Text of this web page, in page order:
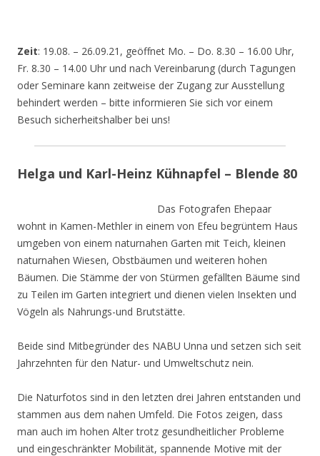
Zeit: 19.08. – 26.09.21, geöffnet Mo. – Do. 8.30 – 16.00 Uhr,
Fr. 8.30 – 14.00 Uhr und nach Vereinbarung (durch Tagungen
oder Seminare kann zeitweise der Zugang zur Ausstellung
behindert werden – bitte informieren Sie sich vor einem
Besuch sicherheitshalber bei uns!
Helga und Karl-Heinz Kühnapfel – Blende 80
Das Fotografen Ehepaar
wohnt in Kamen-Methler in einem von Efeu begrüntem Haus
umgeben von einem naturnahen Garten mit Teich, kleinen
naturnahen Wiesen, Obstbäumen und weiteren hohen
Bäumen. Die Stämme der von Stürmen gefällten Bäume sind
zu Teilen im Garten integriert und dienen vielen Insekten und
Vögeln als Nahrungs-und Brutstätte.
Beide sind Mitbegründer des NABU Unna und setzen sich seit
Jahrzehnten für den Natur- und Umweltschutz nein.
Die Naturfotos sind in den letzten drei Jahren entstanden und
stammen aus dem nahen Umfeld. Die Fotos zeigen, dass
man auch im hohen Alter trotz gesundheitlicher Probleme
und eingeschränkter Mobilität, spannende Motive mit der